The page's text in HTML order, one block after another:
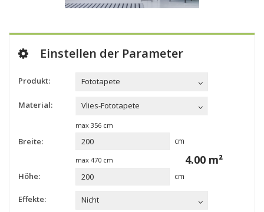
Einstellen der Parameter
Produkt: Fototapete
Material: Vlies-Fototapete
max 356cm
Breite: cm
max 470cm
Höhe: cm
4.00 m²
Effekte: Nicht